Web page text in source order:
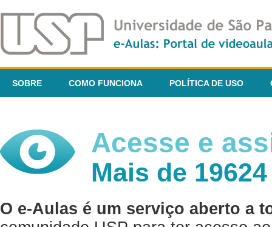
SOBRE COMO FUNCIONA POLÍTICA DE USO
Acesse e
Mais de
O e-Aulas é um serviço aberto a